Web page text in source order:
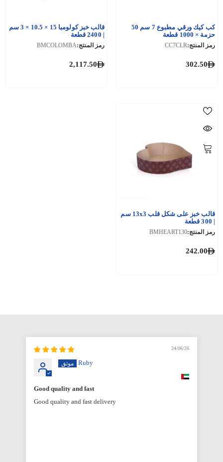
كب كيك ورقي مطبوع 7 سم 50
حزمة × 1000 قطعة
رمز المنتج:CC7CLR
302.50
قالب خبز كولومبا 15 × 10.5 × 3 سم
| 2400 قطعة
رمز المنتج:BMCOLOMBA
2,117.50
قالب خبز على شكل قلب 13x3 سم
| 300 قطعة
رمز المنتج:BMHEART130
242.00
24/06/26
Ruby
Good quality and fast
Good quality and fast delivery